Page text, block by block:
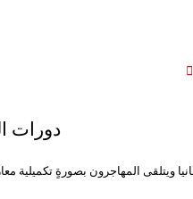
دورات
ويتلقى المهاجرون بصورةٍ تكميلية